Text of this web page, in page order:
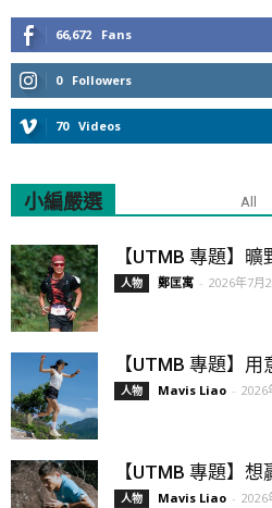
66,672 Fans
0 Followers
70 Videos
小編嚴選 All
【UTMB 專題】
人物 鄭匡寓 - 2026年7月
【UTMB 專題】
人物 Mavis Liao - 2026
【UTMB 專題】
人物 Mavis Liao - 2026